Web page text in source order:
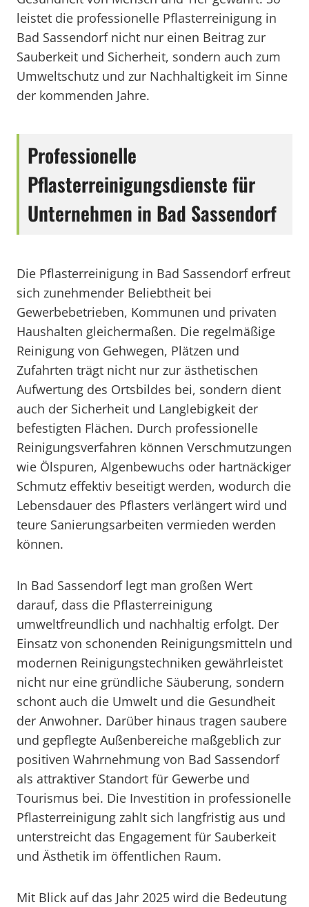
leistet die professionelle Pflasterreinigung in
Bad Sassendorf nicht nur einen Beitrag zur
Sauberkeit und Sicherheit, sondern auch zum
Umweltschutz und zur Nachhaltigkeit im Sinne
der kommenden Jahre.
Professionelle
Pflasterreinigungsdienste für
Unternehmen in Bad Sassendorf
Die Pflasterreinigung in Bad Sassendorf erfreut
sich zunehmender Beliebtheit bei
Gewerbebetrieben, Kommunen und privaten
Haushalten gleichermaßen. Die regelmäßige
Reinigung von Gehwegen, Plätzen und
Zufahrten trägt nicht nur zur ästhetischen
Aufwertung des Ortsbildes bei, sondern dient
auch der Sicherheit und Langlebigkeit der
befestigten Flächen. Durch professionelle
Reinigungsverfahren können Verschmutzungen
wie Ölspuren, Algenbewuchs oder hartnäckiger
Schmutz effektiv beseitigt werden, wodurch die
Lebensdauer des Pflasters verlängert wird und
teure Sanierungsarbeiten vermieden werden
können.
In Bad Sassendorf legt man großen Wert
darauf, dass die Pflasterreinigung
umweltfreundlich und nachhaltig erfolgt. Der
Einsatz von schonenden Reinigungsmitteln und
modernen Reinigungstechniken gewährleistet
nicht nur eine gründliche Säuberung, sondern
schont auch die Umwelt und die Gesundheit
der Anwohner. Darüber hinaus tragen saubere
und gepflegte Außenbereiche maßgeblich zur
positiven Wahrnehmung von Bad Sassendorf
als attraktiver Standort für Gewerbe und
Tourismus bei. Die Investition in professionelle
Pflasterreinigung zahlt sich langfristig aus und
unterstreicht das Engagement für Sauberkeit
und Ästhetik im öffentlichen Raum.
Mit Blick auf das Jahr 2025 wird die Bedeutung